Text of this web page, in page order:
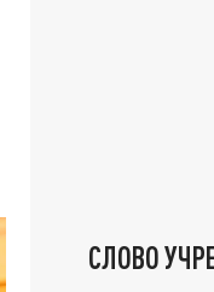
СЛОВО